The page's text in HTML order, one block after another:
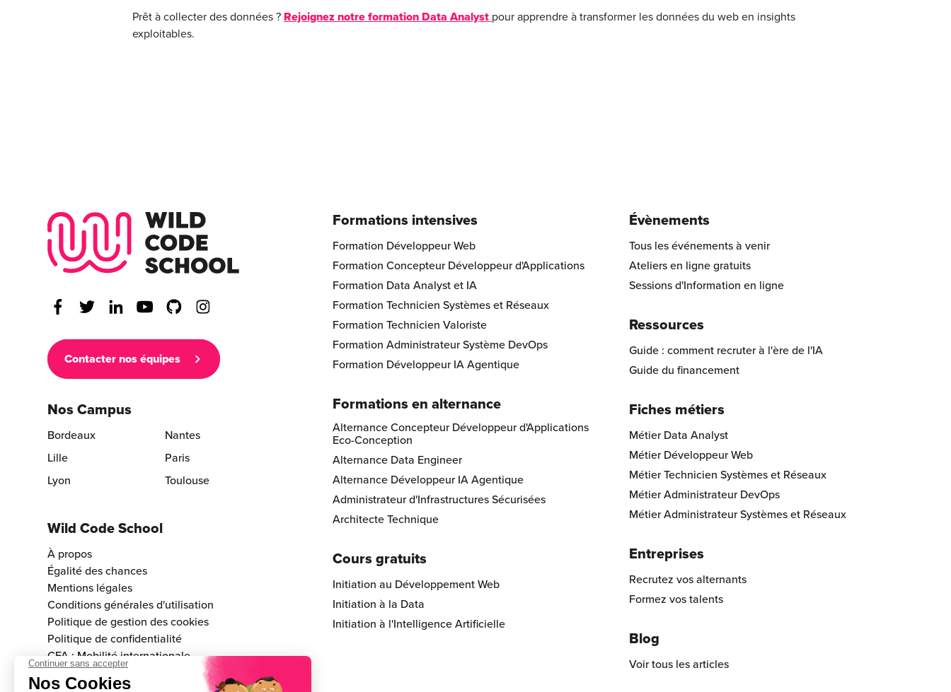
Prêt à collecter des données ? Rejoignez notre formation Data Analyst pour apprendre à transformer les données du web en insights
exploitables.
Wild Code School Footer Logo
Contacter nos équipes
Nos Campus
Bordeaux
Lille
Lyon
Nantes
Paris
Toulouse
Wild Code School
À propos
Égalité des chances
Mentions légales
Conditions générales d'utilisation
Politique de gestion des cookies
Politique de confidentialité
CFA : Mobilité internationale
Consulter la validité du certificat Qualiopi
Formations intensives
Formation Développeur Web
Formation Concepteur Développeur d'Applications
Formation Data Analyst et IA
Formation Technicien Systèmes et Réseaux
Formation Technicien Valoriste
Formation Administrateur Système DevOps
Formation Développeur IA Agentique
Formations en alternance
Alternance Concepteur Développeur d'Applications
Eco-Conception
Alternance Data Engineer
Alternance Développeur IA Agentique
Administrateur d'Infrastructures Sécurisées
Architecte Technique
Cours gratuits
Initiation au Développement Web
Initiation à la Data
Initiation à l'Intelligence Artificielle
Évènements
Tous les événements à venir
Ateliers en ligne gratuits
Sessions d'Information en ligne
Ressources
Guide : comment recruter à l'ère de l'IA
Guide du financement
Fiches métiers
Métier Data Analyst
Métier Développeur Web
Métier Technicien Systèmes et Réseaux
Métier Administrateur DevOps
Métier Administrateur Systèmes et Réseaux
Entreprises
Recrutez vos alternants
Formez vos talents
Blog
Voir tous les articles